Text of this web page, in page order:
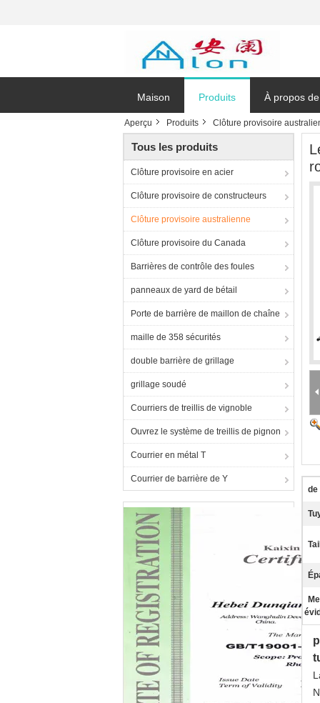
Maison Produits À propos
Aperçu Produits Clôture provisoire
Tous les produits
Clôture provisoire en acier
Clôture provisoire de constructeurs
Clôture provisoire australienne
Clôture provisoire du Canada
Barrières de contrôle des foules
panneaux de yard de bétail
Porte de barrière de maillon de chaîne
maille de 358 sécurités
double barrière de grillage
grillage soudé
Courriers de treillis de vignoble
Ouvrez le système de treillis de pignon
Courrier en métal T
Courrier de barrière de Y
de